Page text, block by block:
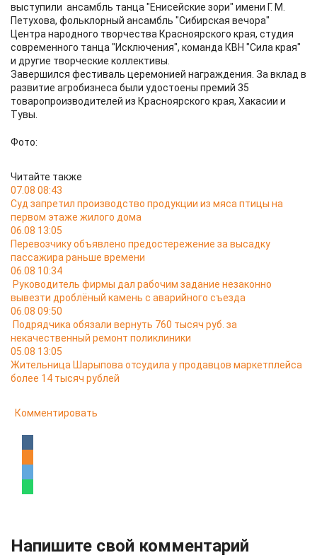
выступили ансамбль танца "Енисейские зори" имени Г. М.
Петухова, фольклорный ансамбль "Сибирская вечора"
Центра народного творчества Красноярского края, студия
современного танца "Исключения", команда КВН "Сила края"
и другие творческие коллективы.
Завершился фестиваль церемонией награждения. За вклад в
развитие агробизнеса были удостоены премий 35
товаропроизводителей из Красноярского края, Хакасии и
Тувы.
Фото:
Читайте также
07.08 08:43
Суд запретил производство продукции из мяса птицы на
первом этаже жилого дома
06.08 13:05
Перевозчику объявлено предостережение за высадку
пассажира раньше времени
06.08 10:34
Руководитель фирмы дал рабочим задание незаконно
вывезти дроблёный камень с аварийного съезда
06.08 09:50
Подрядчика обязали вернуть 760 тысяч руб. за
некачественный ремонт поликлиники
05.08 13:05
Жительница Шарыпова отсудила у продавцов маркетплейса
более 14 тысяч рублей
Комментировать
Напишите свой комментарий